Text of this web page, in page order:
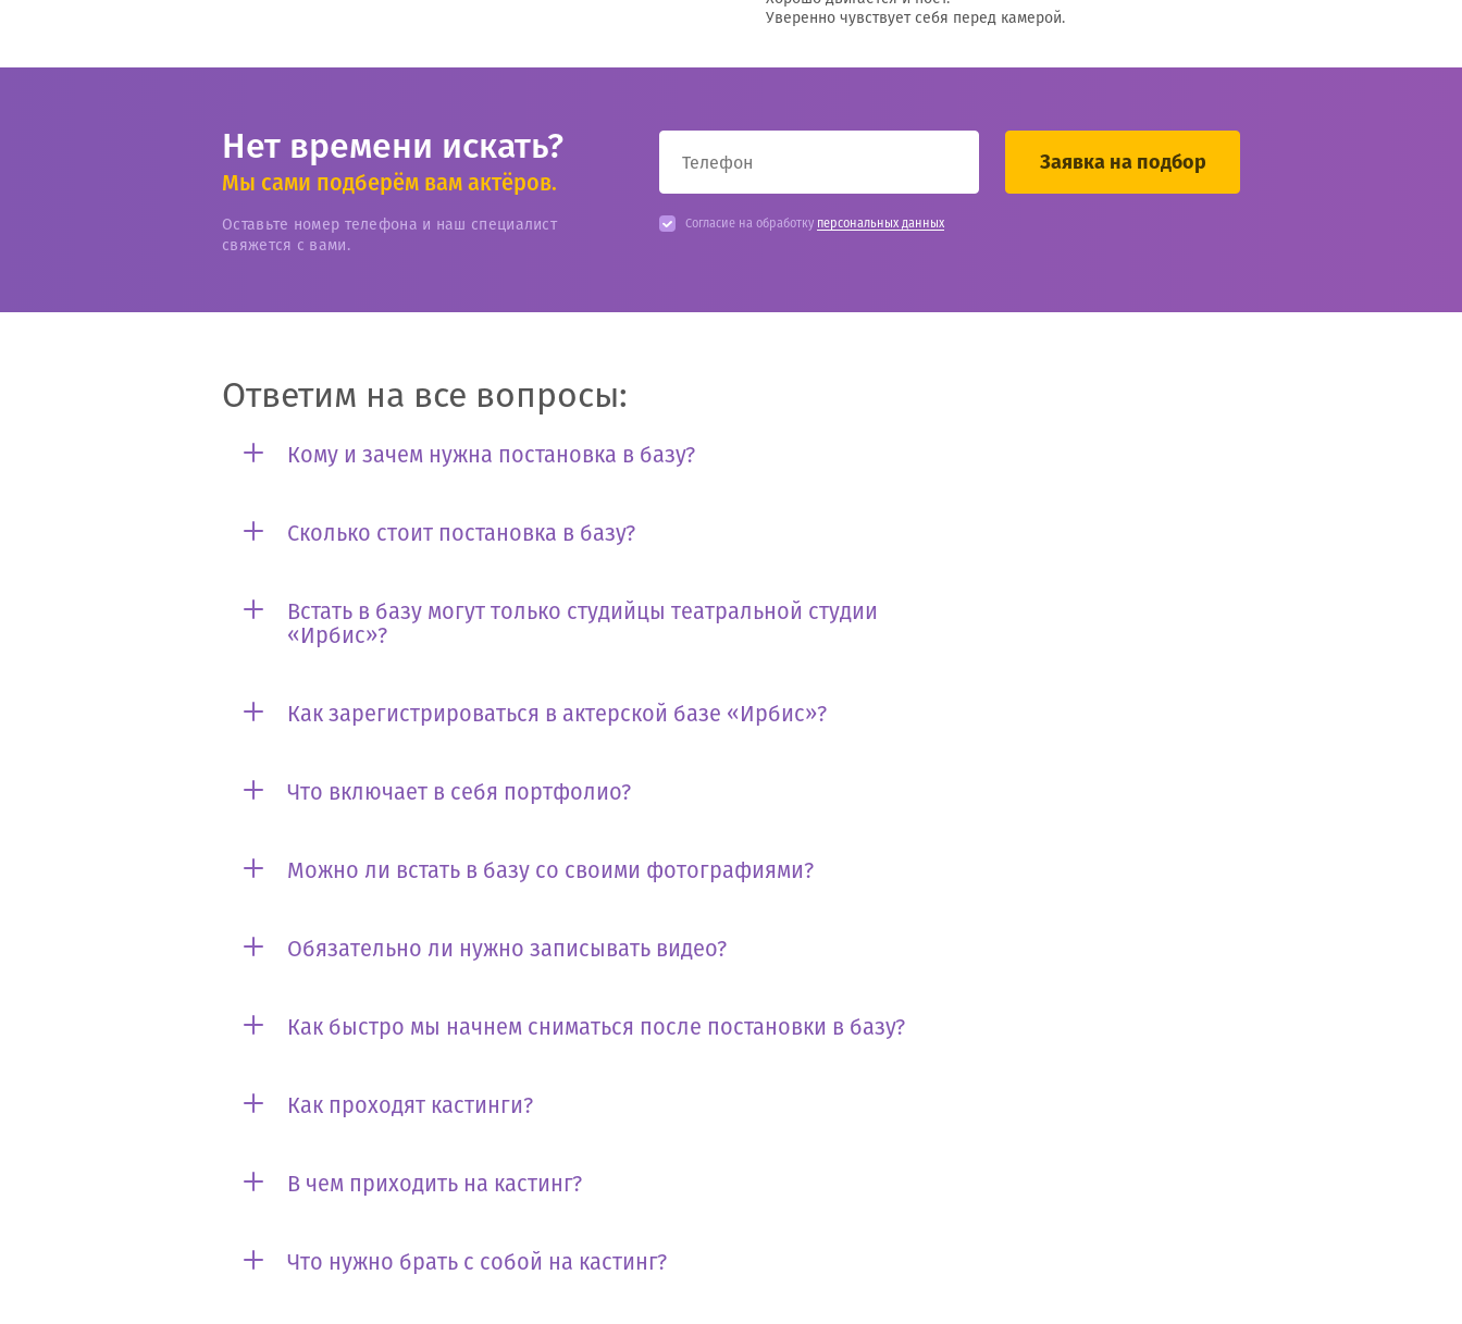
Уверенно чувствует себя перед камерой.
Нет времени искать?
Мы сами подберём вам актёров.
Оставьте номер телефона и наш специалист
свяжется с вами.
Согласие на обработку персональных данных
Ответим на все вопросы:
Кому и зачем нужна постановка в базу?
Сколько стоит постановка в базу?
Встать в базу могут только студийцы театральной студии
«Ирбис»?
Как зарегистрироваться в актерской базе «Ирбис»?
Что включает в себя портфолио?
Можно ли встать в базу со своими фотографиями?
Обязательно ли нужно записывать видео?
Как быстро мы начнем сниматься после постановки в базу?
Как проходят кастинги?
В чем приходить на кастинг?
Что нужно брать с собой на кастинг?